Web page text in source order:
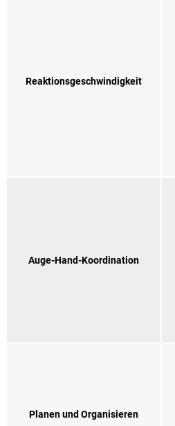
Reaktionsgeschwindigkeit
Auge-Hand-Koordination
Planen und Organisieren